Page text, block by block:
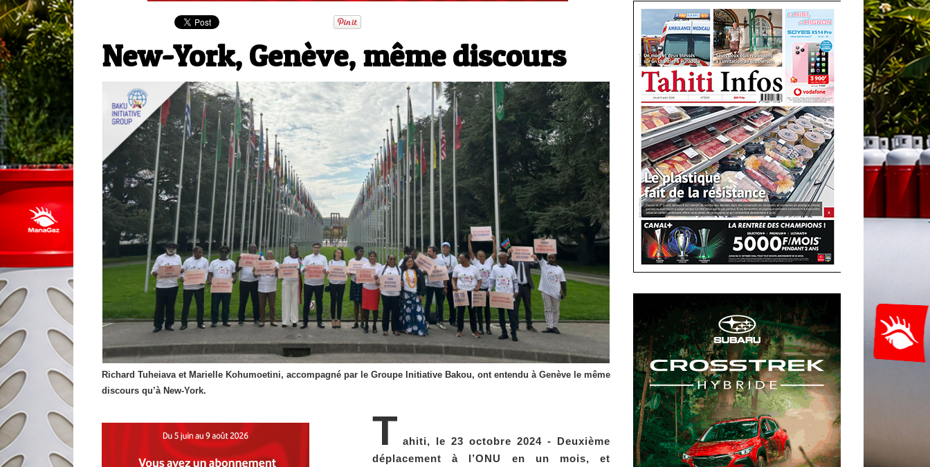
New-York, Genève, même discours
Richard Tuheiava et Marielle Kohumoetini, accompagné par le Groupe Initiative Bakou, ont entendu à Genève le même
discours qu’à New-York.
T ahiti, le 23 octobre 2024 - Deuxième
déplacement à l’ONU en un mois, et